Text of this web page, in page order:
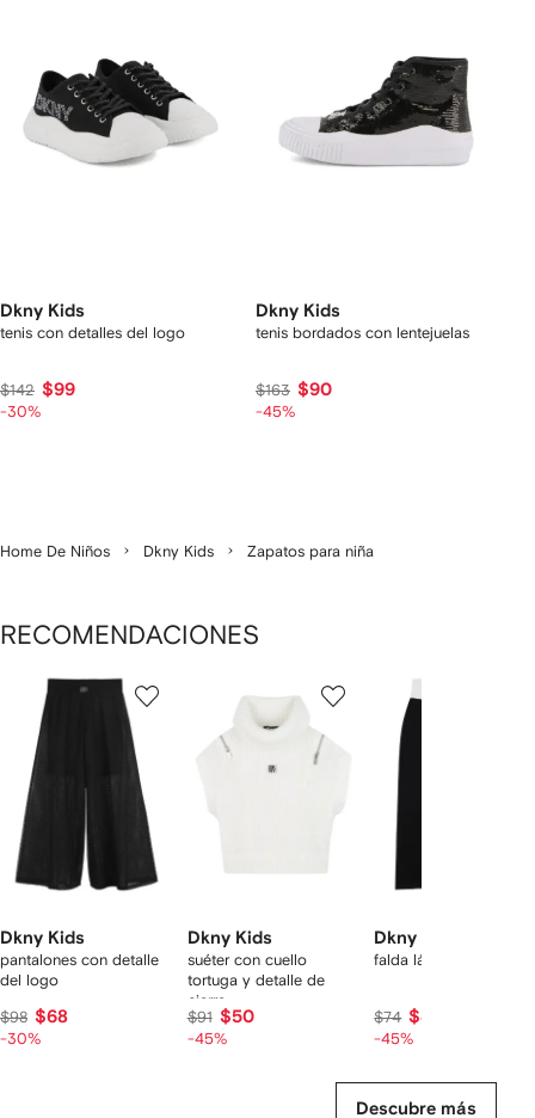
Dkny Kids
tenis con detalles del logo
$142 $99
-30%
Dkny Kids
tenis bordados con lentejuelas
$163 $90
-45%
Home De Niños Dkny Kids Zapatos para niña
RECOMENDACIONES
Dkny Kids
pantalones con detalle
del logo
$98 $68
-30%
Dkny Kids
suéter con cuello
tortuga y detalle de
cierre
$91 $50
-45%
Dkny Kids
falda lápiz reversible
$74 $40
-45%
Descubre más